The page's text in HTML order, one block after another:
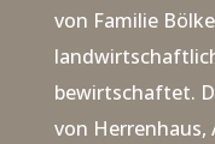
von Familie
bewirtschaftet.
von